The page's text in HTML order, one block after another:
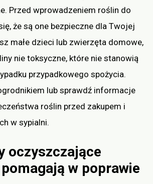
Przed wprowadzeniem roślin do
że są one bezpieczne dla Twojej
małe dzieci lub zwierzęta domowe,
nie toksyczne, które nie stanowią
przypadkowego spożycia.
lub sprawdź informacje
roślin przed zakupem i
w sypialni.
oczyszczające
w poprawie